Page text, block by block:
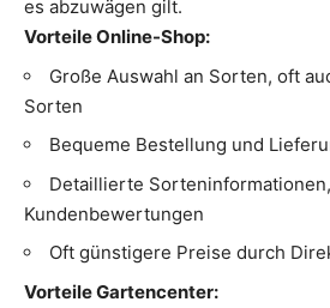
es abzuwägen gilt.
Vorteile Online-Shop:
Große Auswahl an Sorten, oft
Sorten
Bequeme Bestellung und
Detaillierte Sorteninformationen,
Kundenbewertungen
Oft günstigere Preise durch
Vorteile Gartencenter: